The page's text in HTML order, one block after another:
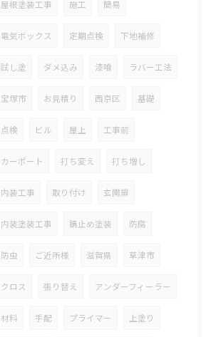
屋根塗装工事 施工 簡易
電気ボックス 定期点検 下地補修
試し塗 ダメ込み 漆喰 ラバー工法
宝塚市 お見積り 西京区 基礎
点検 ビル 屋上 工事前
カーポート 打ち変え 打ち増し
内装工事 取り付け 玄関扉
内装塗装工事 錆止め塗装 防腐
防虫 ご近所様 滋賀県 草津市
クロス 張り替え アンダーフィーラー
材料 手配 プライマー 上塗り